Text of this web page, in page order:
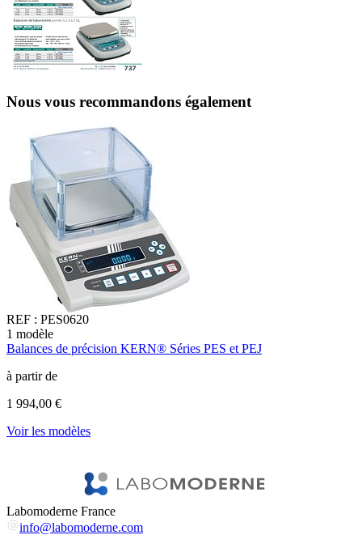
Nous vous recommandons également
REF : PES0620
1 modèle
Balances de précision KERN® Séries PES et PEJ
à partir de
1 994,00 €
Voir les modèles
Labomoderne France
info@labomoderne.com